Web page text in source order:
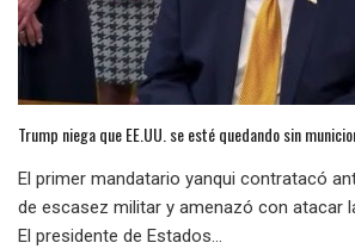
Trump niega que EE.UU. se esté quedando sin
El primer mandatario yanqui contratacó
de escasez militar y amenazó con atacar
El presidente de Estados...